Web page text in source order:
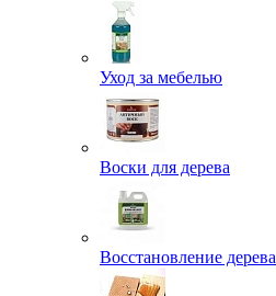
Уход за мебелью
Воски для дерева
Восстановление дерева